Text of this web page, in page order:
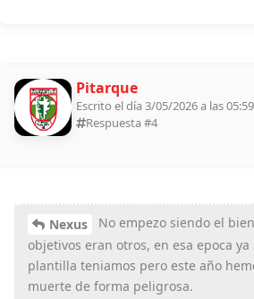
Pitarque
Escrito el día 3/05/2026 a las 05:59
Respuesta #4
Nexus
No empezo siendo el
objetivos eran otros, en esa epoca ya
plantilla teniamos pero este año
muerte de forma peligrosa.